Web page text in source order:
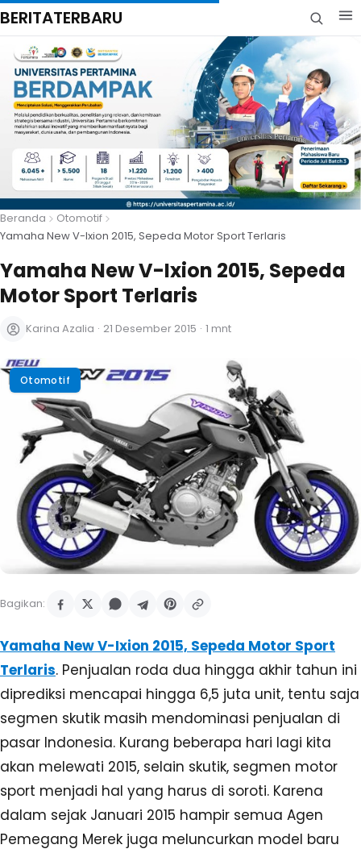
BERITATERBARU
Beranda
Otomotif
Yamaha New V-Ixion 2015, Sepeda Motor Sport Terlaris
Yamaha New V-Ixion 2015, Sepeda
Motor Sport Terlaris
Karina Azalia · 21 Desember 2015 · 1 mnt
Otomotif
Bagikan:
Yamaha New V-Ixion 2015, Sepeda Motor Sport
Terlaris. Penjualan roda dua hingga akhir tahun ini
diprediksi mencapai hingga 6,5 juta unit, tentu saja
segmen skutik masih mendominasi penjualan di
pasar Indonesia. Kurang beberapa hari lagi kita
akan melewati 2015, selain skutik, segmen motor
sport menjadi hal yang harus di soroti. Karena
dalam sejak Januari 2015 hampir semua Agen
Pemegang Merek juga meluncurkan model baru